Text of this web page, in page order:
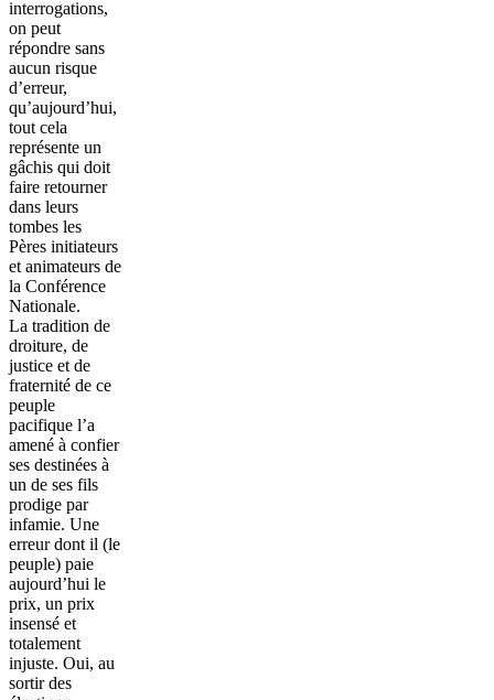
interrogations,
on peut
répondre sans
aucun risque
d’erreur,
qu’aujourd’hui,
tout cela
représente un
gâchis qui doit
faire retourner
dans leurs
tombes les
Pères initiateurs
et animateurs de
la Conférence
Nationale.
La tradition de
droiture, de
justice et de
fraternité de ce
peuple
pacifique l’a
amené à confier
ses destinées à
un de ses fils
prodige par
infamie. Une
erreur dont il (le
peuple) paie
aujourd’hui le
prix, un prix
insensé et
totalement
injuste. Oui, au
sortir des